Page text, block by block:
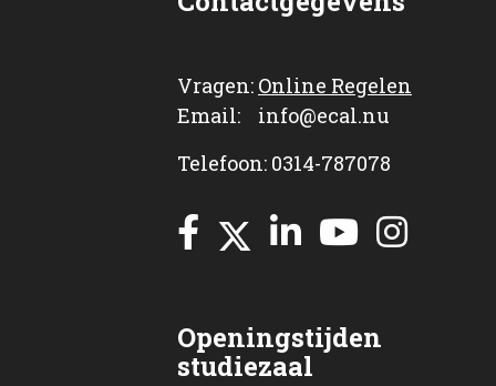
Vragen: Online Regelen
Email: info@ecal.nu
Telefoon: 0314-787078
Openingstijden
studiezaal